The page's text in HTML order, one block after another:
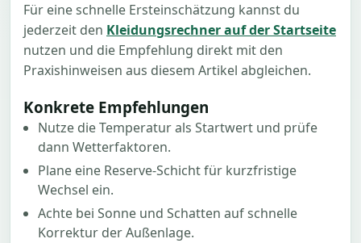
Für eine schnelle Ersteinschätzung kannst du
jederzeit den Kleidungsrechner auf der Startseite
nutzen und die Empfehlung direkt mit den
Praxishinweisen aus diesem Artikel abgleichen.
Konkrete Empfehlungen
Nutze die Temperatur als Startwert und prüfe
dann Wetterfaktoren.
Plane eine Reserve-Schicht für kurzfristige
Wechsel ein.
Achte bei Sonne und Schatten auf schnelle
Korrektur der Außenlage.